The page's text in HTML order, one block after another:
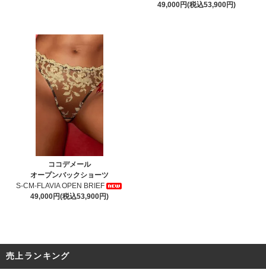
49,000円(税込53,900円)
ココデメール
オープンバックショーツ
S-CM-FLAVIA OPEN BRIEF
49,000円(税込53,900円)
売上ランキング